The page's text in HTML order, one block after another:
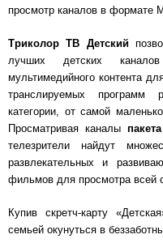
просмотр каналов в формате
Триколор ТВ Детский
лучших детских
мультимедийного контента
транслируемых программ
категории, от самой
Просматривая каналы
телезрители найдут
развлекательных и
фильмов для просмотра всей
Купив скретч-карту
семьей окунуться в